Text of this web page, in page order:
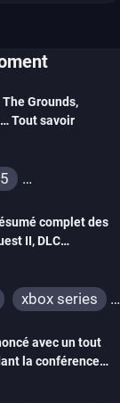
The Grounds,
Tout savoir
complet des
II, DLC
xbox series
switch 2
avec un tout
la conférence